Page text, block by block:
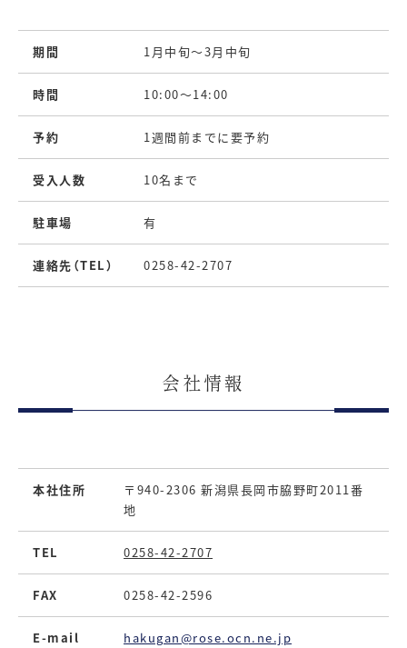
期間 1月中旬～3月中旬
時間 10:00～14:00
予約 1週間前までに要予約
受入人数 10名まで
駐車場 有
連絡先（TEL） 0258-42-2707
会社情報
本社住所
〒940-2306 新潟県長岡市脇野町2011番
地
TEL 0258-42-2707
FAX 0258-42-2596
E-mail hakugan@rose.ocn.ne.jp